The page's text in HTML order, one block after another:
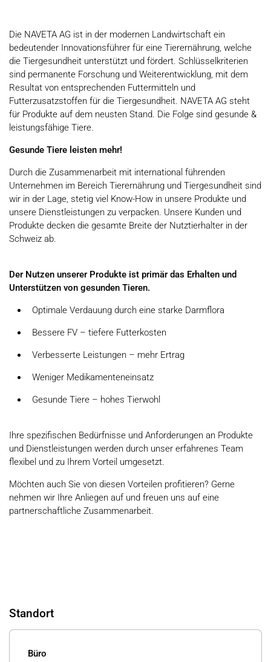
Die NAVETA AG ist in der modernen Landwirtschaft ein
bedeutender Innovationsführer für eine Tierernährung, welche
die Tiergesundheit unterstützt und fördert. Schlüsselkriterien
sind permanente Forschung und Weiterentwicklung, mit dem
Resultat von entsprechenden Futtermitteln und
Futterzusatzstoffen für die Tiergesundheit. NAVETA AG steht
für Produkte auf dem neusten Stand. Die Folge sind gesunde &
leistungsfähige Tiere.
Gesunde Tiere leisten mehr!
Durch die Zusammenarbeit mit international führenden
Unternehmen im Bereich Tierernährung und Tiergesundheit sind
wir in der Lage, stetig viel Know-How in unsere Produkte und
unsere Dienstleistungen zu verpacken. Unsere Kunden und
Produkte decken die gesamte Breite der Nutztierhalter in der
Schweiz ab.
Der Nutzen unserer Produkte ist primär das Erhalten und
Unterstützen von gesunden Tieren.
Optimale Verdauung durch eine starke Darmflora
Bessere FV – tiefere Futterkosten
Verbesserte Leistungen – mehr Ertrag
Weniger Medikamenteneinsatz
Gesunde Tiere – hohes Tierwohl
Ihre spezifischen Bedürfnisse und Anforderungen an Produkte
und Dienstleistungen werden durch unser erfahrenes Team
flexibel und zu Ihrem Vorteil umgesetzt.
Möchten auch Sie von diesen Vorteilen profitieren? Gerne
nehmen wir Ihre Anliegen auf und freuen uns auf eine
partnerschaftliche Zusammenarbeit.
Standort
Büro